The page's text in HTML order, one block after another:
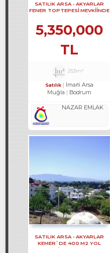
SATILIK ARSA - AKYARLAR
FENER TOPTEPESİ MEVKİİNDE
253 M2 YOL CEPHELİ ARSA
5,350,000
TL
253m²
Satılık
İmarli Arsa
Muğla
Bodrum
NAZAR EMLAK
SATILIK ARSA - AKYARLAR
KEMER`DE 400 M2 YOL
CEPHELİ ARSA REF-2157